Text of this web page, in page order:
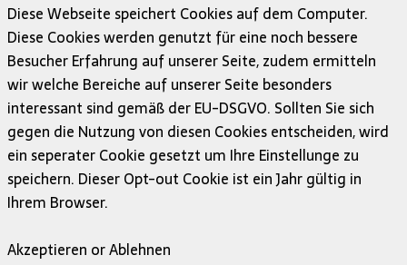
Diese Webseite speichert Cookies auf dem Computer.
Diese Cookies werden genutzt für eine noch bessere
Besucher Erfahrung auf unserer Seite, zudem ermitteln
wir welche Bereiche auf unserer Seite besonders
interessant sind gemäß der EU-DSGVO. Sollten Sie sich
gegen die Nutzung von diesen Cookies entscheiden, wird
ein seperater Cookie gesetzt um Ihre Einstellunge zu
speichern. Dieser Opt-out Cookie ist ein Jahr gültig in
Ihrem Browser.
Akzeptieren or Ablehnen